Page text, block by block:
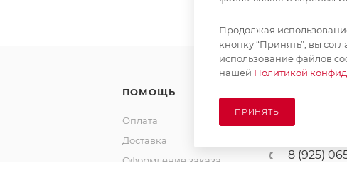
ПОМОЩЬ
Оплата
Доставка
Оформление заказа
8 (925)
Продолжая
кнопку “Принять”, вы
использование файлов
нашей Политикой
ПРИНЯТЬ